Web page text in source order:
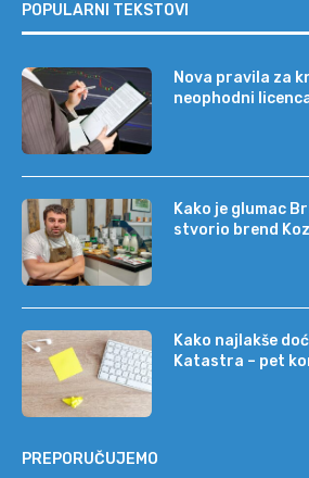
POPULARNI TEKSTOVI
Nova pravila za
neophodni
Kako je glumac
stvorio brend
Kako najlakše
Katastra – pet
PREPORUČUJEMO